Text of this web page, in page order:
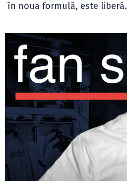
în noua formulă, este liberă.